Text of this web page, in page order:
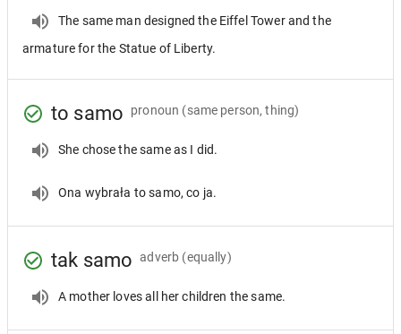
The same man designed the Eiffel Tower and the
armature for the Statue of Liberty.
to samo pronoun (same person, thing)
She chose the same as I did.
Ona wybrała to samo, co ja.
tak samo adverb (equally)
A mother loves all her children the same.